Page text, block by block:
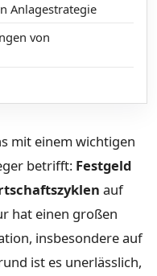
Anlagestrategie
von
mit einem wichtigen
betrifft: Festgeld
auf
hat einen großen
insbesondere auf
ist es unerlässlich,